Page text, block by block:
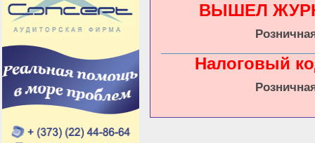
ВЫШЕЛ
Налоговый